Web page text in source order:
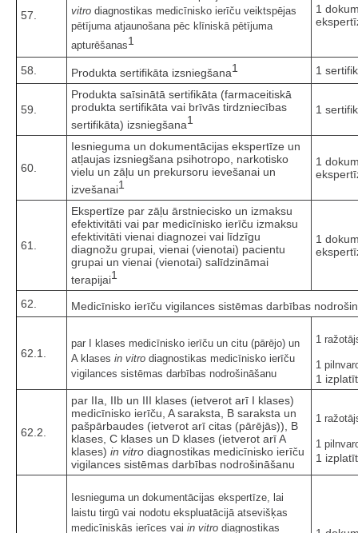
57.
vitro diagnostikas medicīnisko ierīču veiktspējas
pētījuma atjaunošana pēc klīniskā pētījuma
apturēšanas1
1
58. Produkta sertifikāta izsniegšana1 1
59.
Produkta saīsinātā sertifikāta (farmaceitiskā
produkta sertifikāta vai brīvās tirdzniecības
sertifikāta) izsniegšana1
1
60.
Iesnieguma un dokumentācijas ekspertīze un
atļaujas izsniegšana psihotropo, narkotisko
vielu un zāļu un prekursoru ievešanai un
izvešanai1
1
61.
Ekspertīze par zāļu ārstniecisko un izmaksu
efektivitāti vai par medicīnisko ierīču izmaksu
efektivitāti vienai diagnozei vai līdzīgu
diagnožu grupai, vienai (vienotai) pacientu
grupai un vienai (vienotai) salīdzināmai
terapijai1
1
62. Medicīnisko ierīču vigilances sistēmas darbības
62.1.
par I klases medicīnisko ierīču un citu (pārējo) un
A klases in vitro diagnostikas medicīnisko ierīču
vigilances sistēmas darbības nodrošināšanu
1
1
1
62.2.
par IIa, IIb un III klases (ietverot arī I klases)
medicīnisko ierīču, A saraksta, B saraksta un
pašpārbaudes (ietverot arī citas (pārējās)), B
klases, C klases un D klases (ietverot arī A
klases) in vitro diagnostikas medicīnisko ierīču
vigilances sistēmas darbības nodrošināšanu
1
1
1
Iesnieguma un dokumentācijas ekspertīze, lai
laistu tirgū vai nodotu ekspluatācijā atsevišķas
medicīniskās ierīces vai in vitro diagnostikas